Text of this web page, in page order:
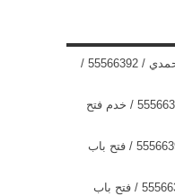
فتح اقفال الأبواب اسطبلات الأحمدي / 55566392 /
فتح اقفال الأبواب الاندلس / 55566392 / خدم فتح
فتح اقفال الأبواب الاحمدي / 55566392 / فتح باب
فتح اقفال الأبواب اشبيلية / 55566392 / فتح باب